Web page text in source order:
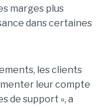
marges plus
dans certaines
les clients
leur compte
de support », a